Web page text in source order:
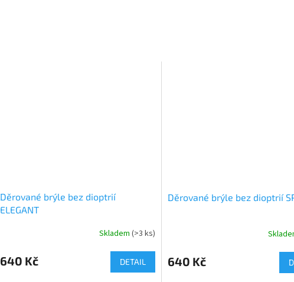
Děrované brýle bez dioptrií
ELEGANT
produktu
je
Skladem(>3 ks)
640 Kč DETAIL
Děrované brýle bez dioptrií
640 Kč